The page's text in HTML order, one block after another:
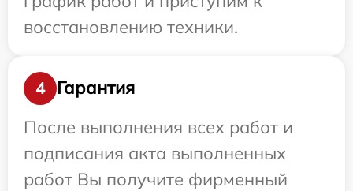
восстановлению техники.
4
Гарантия
После выполнения всех работ и
подписания акта выполненных
работ Вы получите фирменный